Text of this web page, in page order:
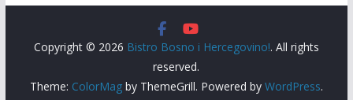
Copyright © 2026 Bistro Bosno i Hercegovino!. All rights
reserved.
Theme: ColorMagby ThemeGrill. Powered by WordPress.